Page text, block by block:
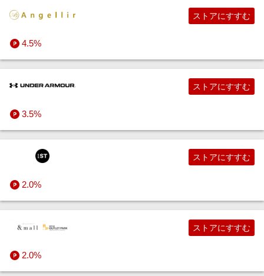
4.5%
ストアにすすむ
3.5%
ストアにすすむ
2.0%
ストアにすすむ
2.0%
ストアにすすむ